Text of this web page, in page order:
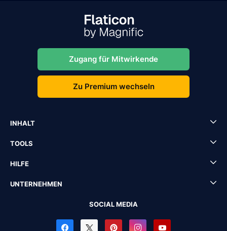
Zugang für Mitwirkende
Zu Premium wechseln
INHALT
TOOLS
HILFE
UNTERNEHMEN
SOCIAL MEDIA